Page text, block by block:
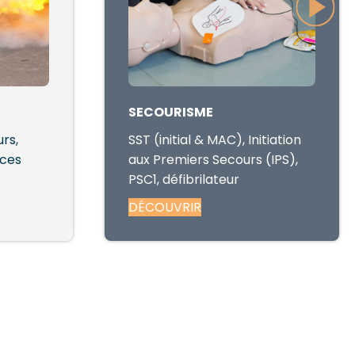
SECOURISME
SST (initial & MAC), Initiation
aux Premiers Secours (IPS),
PSC1, défibrilateur
DÉCOUVRIR